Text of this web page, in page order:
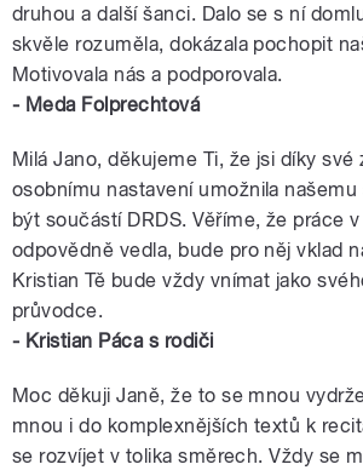
druhou a další šanci. Dalo se s ní
skvěle rozuměla, dokázala pochopit
Motivovala nás a podporovala.
- Meda Folprechtová
Milá Jano, děkujeme Ti, že jsi díky své
osobnímu nastavení umožnila
být součástí DRDS. Věříme, že práce
odpovědně vedla, bude pro něj vklad
Kristian Tě bude vždy vnímat jako
průvodce.
- Kristian Páca s rodiči
Moc děkuji Janě, že to se mnou
mnou i do komplexnějších textů k
se rozvíjet v tolika směrech. Vždy se